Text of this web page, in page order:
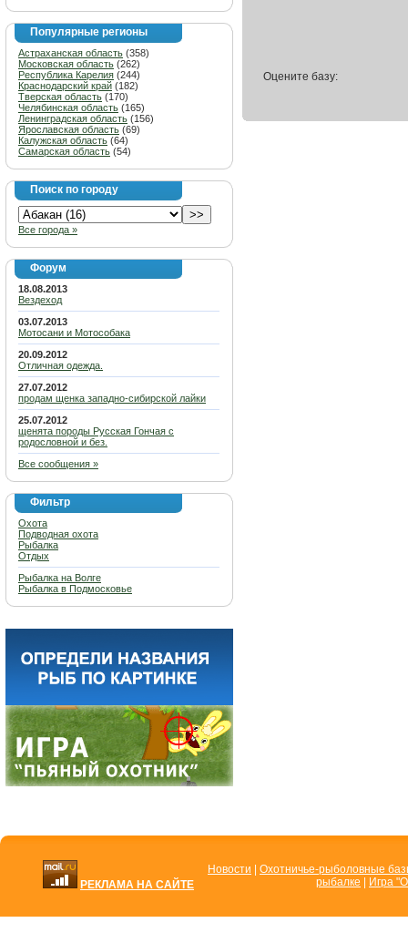
Популярные регионы
Астраханская область (358)
Московская область (262)
Республика Карелия (244)
Краснодарский край (182)
Тверская область (170)
Челябинская область (165)
Ленинградская область (156)
Ярославская область (69)
Калужская область (64)
Самарская область (54)
Поиск по городу
Все города »
Форум
18.08.2013
Вездеход
03.07.2013
Мотосани и Мотособака
20.09.2012
Отличная одежда.
27.07.2012
продам щенка западно-сибирской лайки
25.07.2012
щенята породы Русская Гончая с
родословной и без.
Все сообщения »
Фильтр
Охота
Подводная охота
Рыбалка
Отдых
Рыбалка на Волге
Рыбалка в Подмосковье
Оцените базу:
РЕКЛАМА НА САЙТЕ
Новости
Охотничье-рыболовные
рыбалке
Игра